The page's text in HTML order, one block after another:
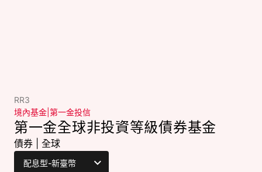
RR3
境內基金 第一金投信
第一金全球非投資等級債券基金
債券 全球